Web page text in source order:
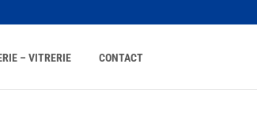
– VITRERIE CONTACT